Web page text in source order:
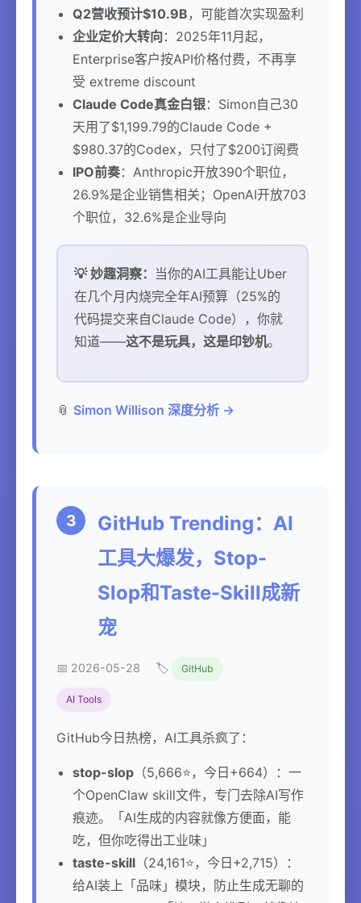
Q2营收预计$10.9B，可能首次实现盈利
企业定价大转向：2025年11月起，
Enterprise客户按API价格付费，不再享
受 extreme discount
Claude Code真金白银：Simon自己30
天用了$1,199.79的Claude Code +
$980.37的Codex，只付了$200订阅费
IPO前奏：Anthropic开放390个职位，
26.9%是企业销售相关；OpenAI开放703
个职位，32.6%是企业导向
💡 妙趣洞察： 当你的AI工具能让Uber
在几个月内烧完全年AI预算（25%的
代码提交来自Claude Code），你就
知道——这不是玩具，这是印钞机。
📎 Simon Willison 深度分析 →
3
GitHub Trending：AI
工具大爆发，Stop-
Slop和Taste-Skill成新
宠
📅 2026-05-28 🏷️ GitHub
AI Tools
GitHub今日热榜，AI工具杀疯了：
stop-slop （5,666⭐，今日+664）：一
个OpenClaw skill文件，专门去除AI写作
痕迹。「AI生成的内容就像方便面，能
吃，但你吃得出工业味」
taste-skill （24,161⭐，今日+2,715）：
给AI装上「品味」模块，防止生成无聊的